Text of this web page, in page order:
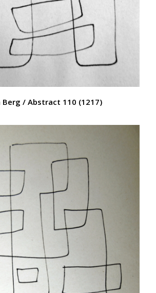
Berg / Abstract 110 (1217)